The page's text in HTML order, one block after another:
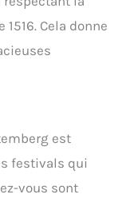
1516. Cela donne
est
festivals qui
vous sont